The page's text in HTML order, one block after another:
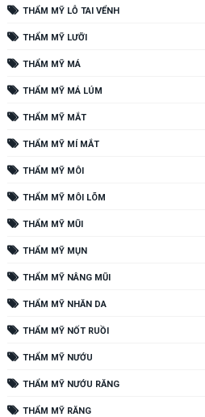
THẨM MỸ LỖ TAI VỂNH
THẨM MỸ LƯỠI
THẨM MỸ MÁ
THẨM MỸ MÁ LÚM
THẨM MỸ MẮT
THẨM MỸ MÍ MẮT
THẨM MỸ MÔI
THẨM MỸ MÔI LÕM
THẨM MỸ MŨI
THẨM MỸ MỤN
THẨM MỸ NÂNG MŨI
THẨM MỸ NHĂN DA
THẨM MỸ NỐT RUỒI
THẨM MỸ NƯỚU
THẨM MỸ NƯỚU RĂNG
THẨM MỸ RĂNG